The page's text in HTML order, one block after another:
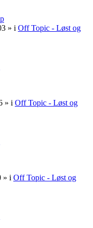
» i Off Topic - Løst og
» i Off Topic - Løst og
» i Off Topic - Løst og